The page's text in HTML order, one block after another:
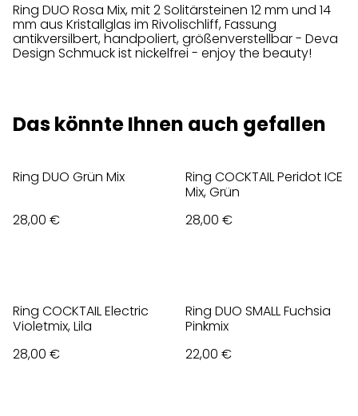
Ring DUO Rosa Mix, mit 2 Solitärsteinen 12 mm und 14
mm aus Kristallglas im Rivolischliff, Fassung
antikversilbert, handpoliert, größenverstellbar - Deva
Design Schmuck ist nickelfrei - enjoy the beauty!
Das könnte Ihnen auch gefallen
Ring DUO Grün Mix
28,00 €
Ring COCKTAIL Peridot ICE
Mix, Grün
28,00 €
Ring COCKTAIL Electric
Violetmix, Lila
28,00 €
Ring DUO SMALL Fuchsia
Pinkmix
22,00 €